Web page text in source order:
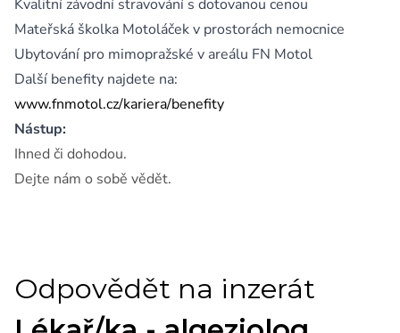
Kvalitní závodní stravování s dotovanou cenou
Mateřská školka Motoláček v prostorách nemocnice
Ubytování pro mimopražské v areálu FN Motol
Další benefity najdete na:
www.fnmotol.cz/kariera/benefity
Nástup:
Ihned či dohodou.
Dejte nám o sobě vědět.